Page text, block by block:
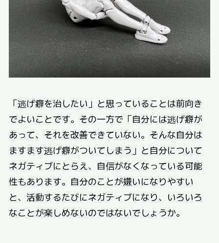
「逃げ癖を治したい」と思っていることは前向き
でよいことです。その一方で「自分には逃げ癖が
あって、それを改善できていない。そんな自分は
ますます逃げ癖がついてしまう」と自分について
ネガティブにとらえ、自信がなくなっている可能
性もあります。自分のことが嫌いになりやすい
と、活動するたびにネガティブになり、いろいろ
なことが楽しめないのではないでしょうか。